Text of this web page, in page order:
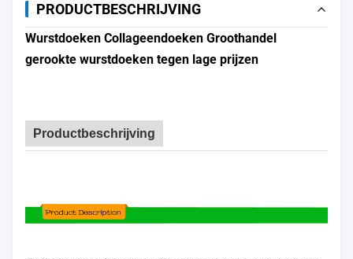
PRODUCTBESCHRIJVING
Wurstdoeken Collageendoeken Groothandel
gerookte wurstdoeken tegen lage prijzen
Productbeschrijving